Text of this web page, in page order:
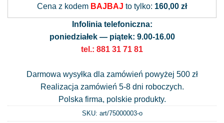
Cena z kodem BAJBAJ to tylko: 160,00 zł
Infolinia telefoniczna:
poniedziałek — piątek: 9.00-16.00
tel.: 881 31 71 81
Darmowa wysyłka dla zamówień powyżej 500 zł
Realizacja zamówień 5-8 dni roboczych.
Polska firma, polskie produkty.
SKU: art/75000003-o